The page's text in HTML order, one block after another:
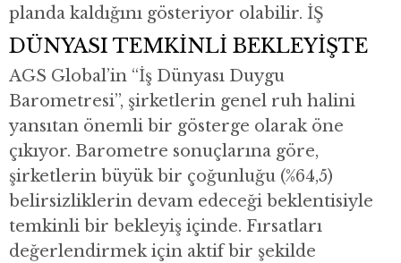
planda kaldığını gösteriyor olabilir. İŞ
DÜNYASI TEMKİNLİ BEKLEYİŞTE
AGS Global’in “İş Dünyası Duygu
Barometresi”, şirketlerin genel ruh halini
yansıtan önemli bir gösterge olarak öne
çıkıyor. Barometre sonuçlarına göre,
şirketlerin büyük bir çoğunluğu (%64,5)
belirsizliklerin devam edeceği beklentisiyle
temkinli bir bekleyiş içinde. Fırsatları
değerlendirmek için aktif bir şekilde